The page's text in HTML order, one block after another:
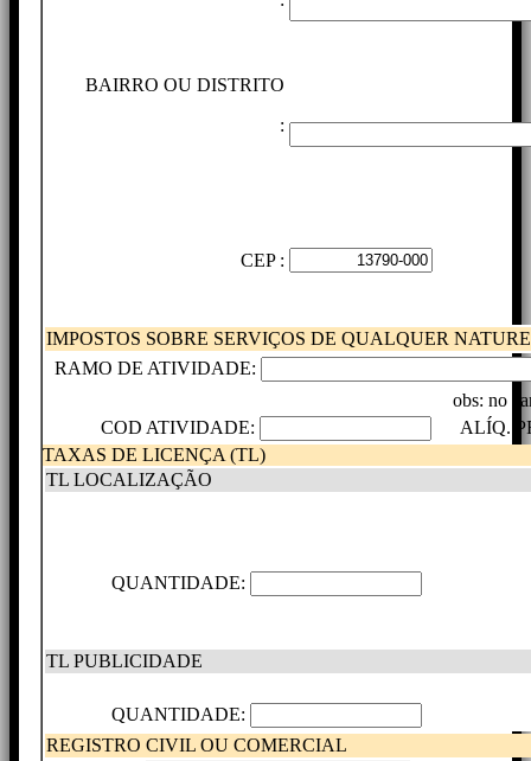
BAIRRO OU DISTRITO
:
CEP :
IMPOSTOS SOBRE SERVIÇOS DE QUALQUER
RAMO DE ATIVIDADE:
obs: no
COD ATIVIDADE:
ALÍQ.
TAXAS DE LICENÇA (TL)
TL LOCALIZAÇÃO
QUANTIDADE:
TL PUBLICIDADE
QUANTIDADE:
REGISTRO CIVIL OU COMERCIAL